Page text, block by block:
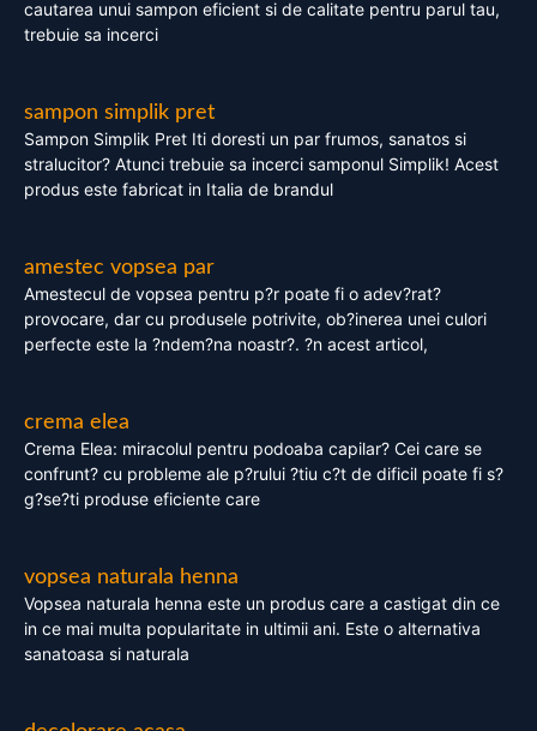
cautarea unui sampon eficient si de calitate pentru parul tau,
trebuie sa incerci
sampon simplik pret
Sampon Simplik Pret Iti doresti un par frumos, sanatos si
stralucitor? Atunci trebuie sa incerci samponul Simplik! Acest
produs este fabricat in Italia de brandul
amestec vopsea par
Amestecul de vopsea pentru p?r poate fi o adev?rat?
provocare, dar cu produsele potrivite, ob?inerea unei culori
perfecte este la ?ndem?na noastr?. ?n acest articol,
crema elea
Crema Elea: miracolul pentru podoaba capilar? Cei care se
confrunt? cu probleme ale p?rului ?tiu c?t de dificil poate fi s?
g?se?ti produse eficiente care
vopsea naturala henna
Vopsea naturala henna este un produs care a castigat din ce
in ce mai multa popularitate in ultimii ani. Este o alternativa
sanatoasa si naturala